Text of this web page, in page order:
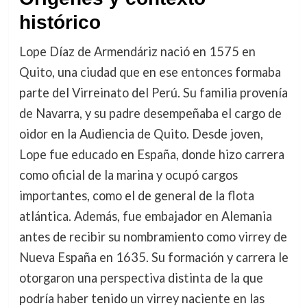
histórico
Lope Díaz de Armendáriz nació en 1575 en
Quito, una ciudad que en ese entonces formaba
parte del Virreinato del Perú. Su familia provenía
de Navarra, y su padre desempeñaba el cargo de
oidor en la Audiencia de Quito. Desde joven,
Lope fue educado en España, donde hizo carrera
como oficial de la marina y ocupó cargos
importantes, como el de general de la flota
atlántica. Además, fue embajador en Alemania
antes de recibir su nombramiento como virrey de
Nueva España en 1635. Su formación y carrera le
otorgaron una perspectiva distinta de la que
podría haber tenido un virrey naciente en las